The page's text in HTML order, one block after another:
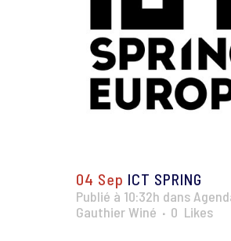
04 Sep ICT SPRING
Publié à 10:32h dans
Gauthier Winé
0 Likes